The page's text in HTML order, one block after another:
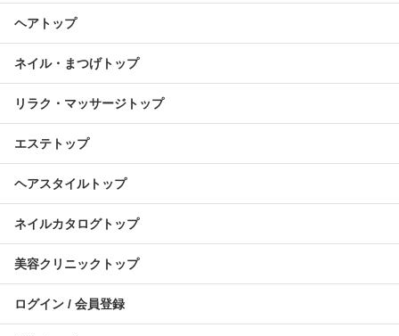
ヘアトップ
ネイル・まつげトップ
リラク・マッサージトップ
エステトップ
ヘアスタイルトップ
ネイルカタログトップ
美容クリニックトップ
ログイン / 会員登録